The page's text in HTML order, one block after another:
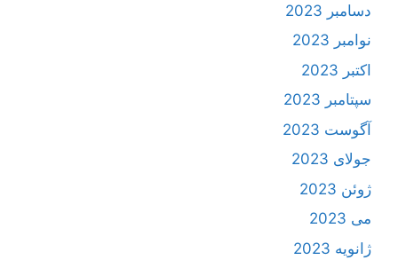
دسامبر 2023
نوامبر 2023
اکتبر 2023
سپتامبر 2023
آگوست 2023
جولای 2023
ژوئن 2023
می 2023
ژانویه 2023